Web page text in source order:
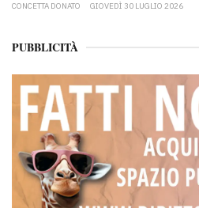
CONCETTA DONATO GIOVEDÌ 30 LUGLIO 2026
PUBBLICITÀ